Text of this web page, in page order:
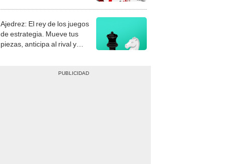
Ajedrez: El rey de los juegos
de estrategia. Mueve tus
piezas, anticipa al rival y